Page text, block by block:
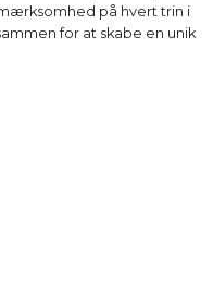
på hvert trin i
for at skabe en unik